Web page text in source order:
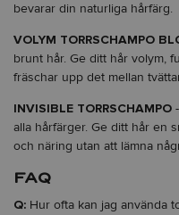
bevarar din naturliga hårfärg.
VOLYM TORRSCHAMPO
brunt hår. Ge ditt hår volym,
fräschar upp det mellan
INVISIBLE TORRSCHAMPO
alla hårfärger. Ge ditt hår en
och näring utan att lämna
FAQ
Q: Hur ofta kan jag använda